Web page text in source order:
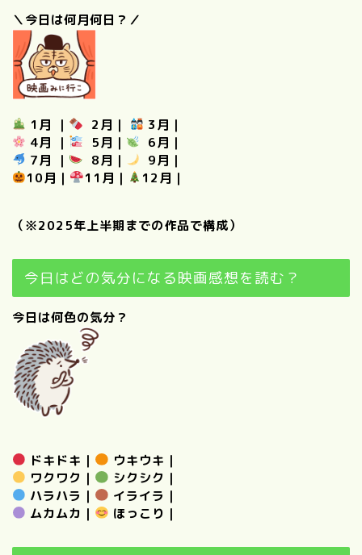
＼今日は何月何日？／
1月 ｜ 2月 ｜ 3月 ｜
4月
｜ 5月 ｜ 6月 ｜
7月
｜ 8月 ｜ 9月 ｜
10月 ｜ 11月 ｜ 12月 ｜
（※2025年上半期までの作品で構成）
今日はどの気分になる映画感想を読む？
今日は何色の気分？
ドキドキ ｜ ウキウキ ｜
ワクワク ｜ シクシク ｜
ハラハラ ｜ イライラ ｜
ムカムカ ｜ ほっこり ｜